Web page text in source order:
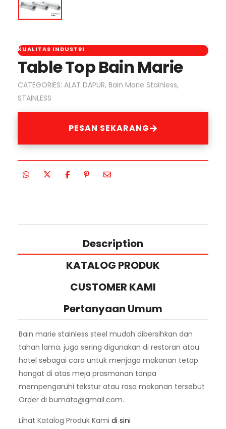
KUALITAS INDUSTRI
Table Top Bain Marie
CATEGORIES: ALAT DAPUR, Bain Marie Stainless,
STAINLESS
PESAN SEKARANG
Description
KATALOG PRODUK
CUSTOMER KAMI
Pertanyaan Umum
Bain marie stainless steel mudah dibersihkan dan
tahan lama. juga sering digunakan di restoran atau
hotel sebagai cara untuk menjaga makanan tetap
hangat di atas meja prasmanan tanpa
mempengaruhi tekstur atau rasa makanan tersebut
Order di bumata@gmail.com.
Lihat Katalog Produk Kami di sini